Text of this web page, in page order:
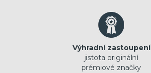
Výhradní zastoupení
jistota originální
prémiové značky